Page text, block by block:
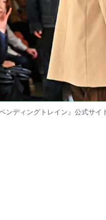
ンディングトレイン』 公式サイ